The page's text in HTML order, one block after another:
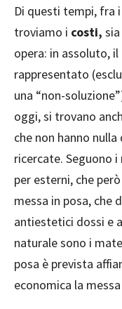
Di questi tempi, fra
troviamo i costi,
opera: in assoluto,
rappresentato
una “non-
oggi, si trovano
che non hanno
ricercate. Seguono
per esterni, che
messa in posa, che
antiestetici dossi e
naturale sono i
posa è prevista
economica la